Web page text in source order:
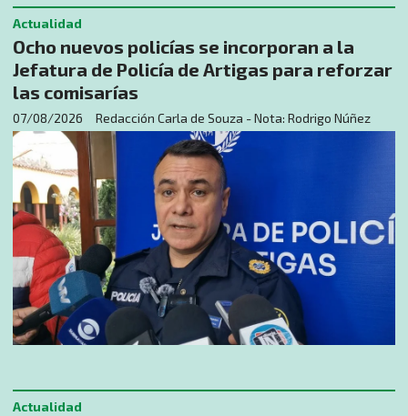
Ocho nuevos policías se incorporan a la
Jefatura de Policía de Artigas para reforzar
las comisarías
Redacción Carla de Souza - Nota: Rodrigo Núñez
Actualidad
07/08/2026
Actualidad